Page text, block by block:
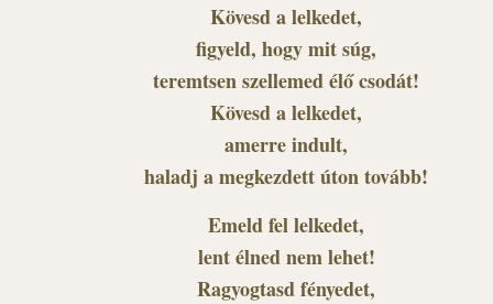
Kövesd a lelkedet,
figyeld, hogy mit súg,
teremtsen szellemed élő csodát!
Kövesd a lelkedet,
amerre indult,
haladj a megkezdett úton tovább!
Emeld fel lelkedet,
lent élned nem lehet!
Ragyogtasd fényedet,